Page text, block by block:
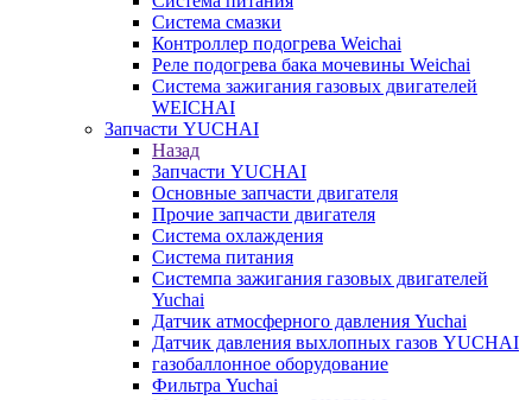
Система смазки
Контроллер подогрева Weichai
Реле подогрева бака мочевины Weichai
Система зажигания газовых двигателей
WEICHAI
Запчасти YUCHAI
Назад
Запчасти YUCHAI
Основные запчасти двигателя
Прочие запчасти двигателя
Система охлаждения
Система питания
Системпа зажигания газовых двигателей
Yuchai
Датчик атмосферного давления Yuchai
Датчик давления выхлопных газов YUCHAI
газобаллонное оборудование
Фильтра Yuchai